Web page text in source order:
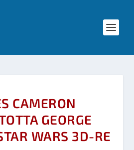
CAMERON
GEORGE
WARS 3D-RE